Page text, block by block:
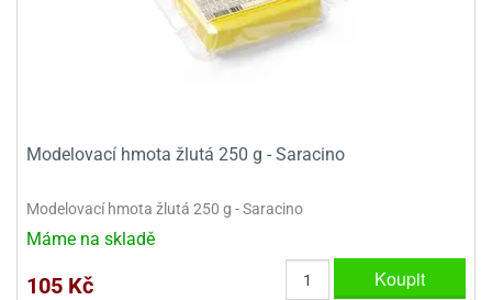
Modelovací hmota žlutá 250 g - Saracino
Modelovací hmota žlutá 250 g - Saracino
Máme na skladě
105 Kč Koupit